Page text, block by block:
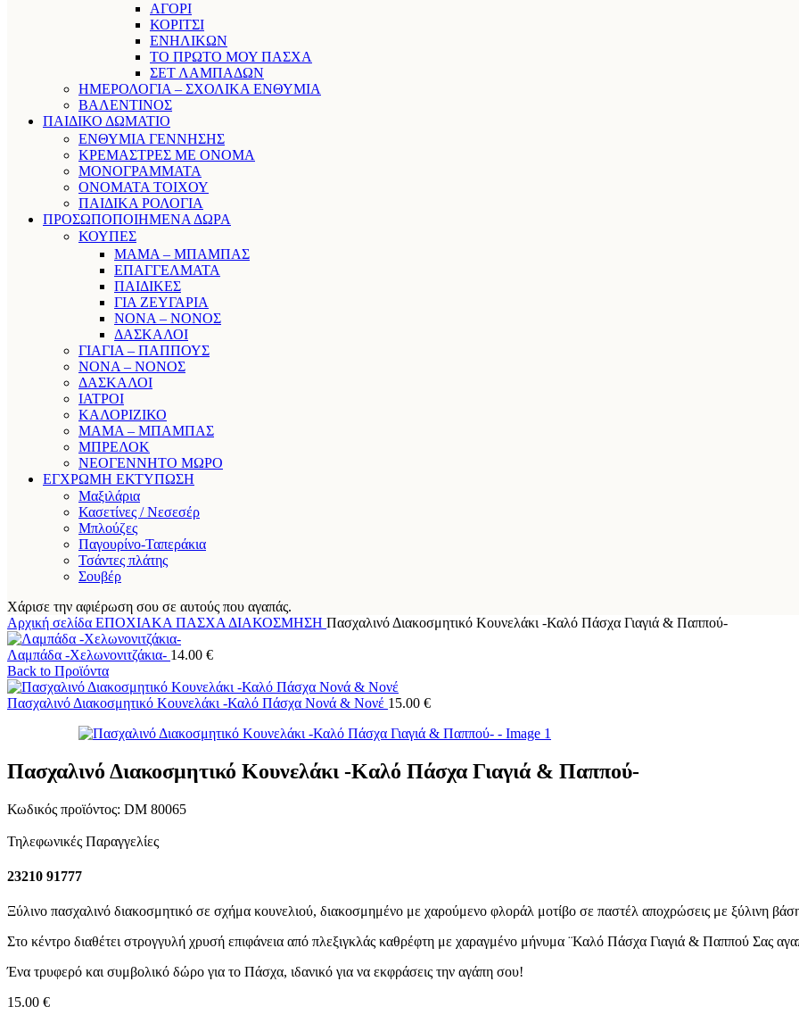
ΑΓΟΡΙ
ΚΟΡΙΤΣΙ
ΕΝΗΛΙΚΩΝ
ΤΟ ΠΡΩΤΟ ΜΟΥ ΠΑΣΧΑ
ΣΕΤ ΛΑΜΠΑΔΩΝ
ΗΜΕΡΟΛΟΓΙΑ – ΣΧΟΛΙΚΑ ΕΝΘΥΜΙΑ
ΒΑΛΕΝΤΙΝΟΣ
ΠΑΙΔΙΚΟ ΔΩΜΑΤΙΟ
ΕΝΘΥΜΙΑ ΓΕΝΝΗΣΗΣ
ΚΡΕΜΑΣΤΡΕΣ ΜΕ ΟΝΟΜΑ
ΜΟΝΟΓΡΑΜΜΑΤΑ
ΟΝΟΜΑΤΑ ΤΟΙΧΟΥ
ΠΑΙΔΙΚΑ ΡΟΛΟΓΙΑ
ΠΡΟΣΩΠΟΠΟΙΗΜΕΝΑ ΔΩΡΑ
ΚΟΥΠΕΣ
ΜΑΜΑ – ΜΠΑΜΠΑΣ
ΕΠΑΓΓΕΛΜΑΤΑ
ΠΑΙΔΙΚΕΣ
ΓΙΑ ΖΕΥΓΑΡΙΑ
ΝΟΝΑ – ΝΟΝΟΣ
ΔΑΣΚΑΛΟΙ
ΓΙΑΓΙΑ – ΠΑΠΠΟΥΣ
ΝΟΝΑ – ΝΟΝΟΣ
ΔΑΣΚΑΛΟΙ
ΙΑΤΡΟΙ
ΚΑΛΟΡΙΖΙΚΟ
ΜΑΜΑ – ΜΠΑΜΠΑΣ
ΜΠΡΕΛΟΚ
ΝΕΟΓΕΝΝΗΤΟ ΜΩΡΟ
ΕΓΧΡΩΜΗ ΕΚΤΥΠΩΣΗ
Μαξιλάρια
Κασετίνες / Νεσεσέρ
Μπλούζες
Παγουρίνο-Ταπεράκια
Τσάντες πλάτης
Σουβέρ
Χάρισε την αφιέρωση σου σε αυτούς που αγαπάς.
Αρχική σελίδα ΕΠΟΧΙΑΚΑ ΠΑΣΧΑ ΔΙΑΚΟΣΜΗΣΗ Πασχαλινό Διακοσμητικό Κουνελάκι -Καλό Πάσχα Γιαγιά & Παππού-
Λαμπάδα -Χελωνονιτζάκια- 14.00 €
Back to Προϊόντα
Πασχαλινό Διακοσμητικό Κουνελάκι -Καλό Πάσχα Νονά & Νονέ 15.00 €
Πασχαλινό Διακοσμητικό Κουνελάκι -Καλό Πάσχα Γιαγιά & Παππού-
Κωδικός προϊόντος: DM 80065
Τηλεφωνικές Παραγγελίες
23210 91777
Ξύλινο πασχαλινό διακοσμητικό σε σχήμα κουνελιού, διακοσμημένο με χαρούμενο φλοράλ μοτίβο σε παστέλ αποχρώσεις με ξύλινη
Στο κέντρο διαθέτει στρογγυλή χρυσή επιφάνεια από πλεξιγκλάς καθρέφτη με χαραγμένο μήνυμα ¨Καλό Πάσχα Γιαγιά & Παππού Σας
Ένα τρυφερό και συμβολικό δώρο για το Πάσχα, ιδανικό για να εκφράσεις την αγάπη σου!
15.00 €